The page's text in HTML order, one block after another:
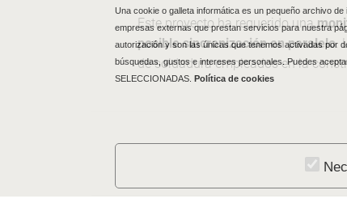
Este proyecto ha requerido una
posible sincronización en paralelo.
de soldadura empleados en la
Una cookie o galleta informática es un pequeño archivo
empresas externas que prestan servicios para nuestra
autorización y son las únicas que tenemos activadas por
búsquedas, gustos e intereses personales. Puedes
SELECCIONADAS.Política de cookies